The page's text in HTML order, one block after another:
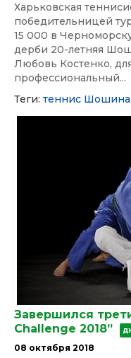
Харьковская
победительницей
15 000 в
дерби 20-летняя
Любовь Костенко,
профессиональный...
Теги: теннис Шошина,
Завершился
Challenge 2018”
08 октября 2018